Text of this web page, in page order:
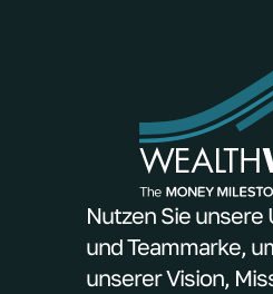
Nutzen Sie
und Teammarke,
unserer Vision,